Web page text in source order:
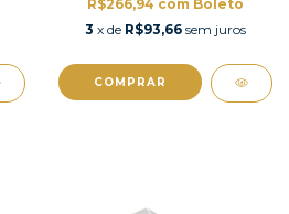
R$266,94 com Boleto
3 x de R$93,66 sem juros
COMPRAR